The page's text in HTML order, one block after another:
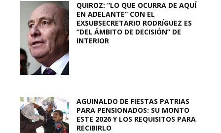
QUIROZ: “LO QUE OCURRA DE AQUÍ
EN ADELANTE” CON EL
EXSUBSECRETARIO RODRÍGUEZ ES
“DEL ÁMBITO DE DECISIÓN” DE
INTERIOR
AGUINALDO DE FIESTAS PATRIAS
PARA PENSIONADOS: SU MONTO
ESTE 2026 Y LOS REQUISITOS PARA
RECIBIRLO